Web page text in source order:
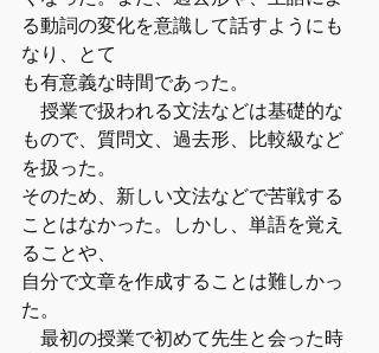
る動詞の変化を意識して話すようにも
なり、とて
も有意義な時間であった。
授業で扱われる文法などは基礎的な
もので、質問文、過去形、比較級など
を扱った。
そのため、新しい文法などで苦戦する
ことはなかった。しかし、単語を覚え
ることや、
自分で文章を作成することは難しかっ
た。
最初の授業で初めて先生と会った時